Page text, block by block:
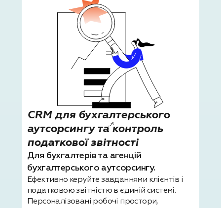
CRM для бухгалтерського
аутсорсингу та контроль
податкової звітності
Для бухгалтерів та агенцій
бухгалтерського аутсорсингу.
Ефективно керуйте завданнями клієнтів і
податковою звітністю в єдиній системі.
Персоналізовані робочі простори,